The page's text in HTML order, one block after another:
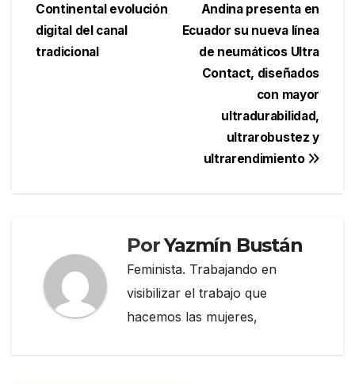
de
entradas
Andina presenta en
Ecuador su nueva línea
de neumáticos Ultra
Contact, diseñados
con mayor
ultradurabilidad,
ultrarobustez y
ultrarendimiento
Continental evolución
digital del canal
tradicional
PorYazmín Bustán
Feminista. Trabajando en
visibilizar el trabajo que
hacemos las mujeres,